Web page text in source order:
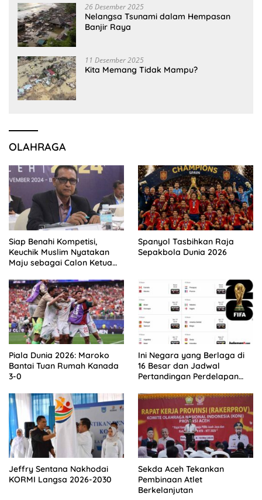
26 Desember 2025
Nelangsa Tsunami dalam Hempasan
Banjir Raya
11 Desember 2025
Kita Memang Tidak Mampu?
OLAHRAGA
Siap Benahi Kompetisi,
Keuchik Muslim Nyatakan
Maju sebagai Calon Ketua
Spanyol Tasbihkan Raja
Sepakbola Dunia 2026
Piala Dunia 2026: Maroko
Bantai Tuan Rumah Kanada
3-0
Ini Negara yang Berlaga di
16 Besar dan Jadwal
Pertandingan Perdelapan
Jeffry Sentana Nakhodai
KORMI Langsa 2026-2030
Sekda Aceh Tekankan
Pembinaan Atlet
Berkelanjutan